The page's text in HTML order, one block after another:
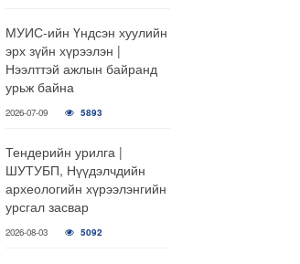
МУИС-ийн Үндсэн хуулийн
эрх зүйн хүрээлэн |
Нээлттэй ажлын байранд
урьж байна
2026-07-09 5893
Тендерийн урилга |
ШУТУБП, Нүүдэлчдийн
археологийн хүрээлэнгийн
урсгал засвар
2026-08-03 5092